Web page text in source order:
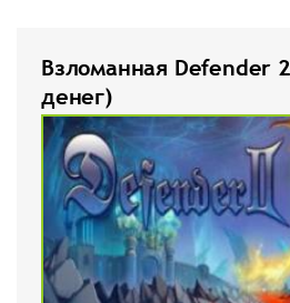
Взломанная Defender
денег)